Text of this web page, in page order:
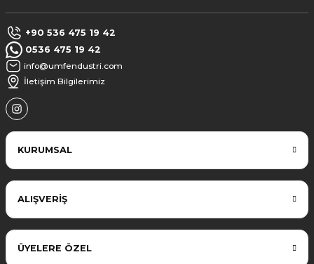
+90 536 475 19 42
0536 475 19 42
info@umfendustri.com
İletişim Bilgilerimiz
KURUMSAL
ALIŞVERİŞ
ÜYELERE ÖZEL